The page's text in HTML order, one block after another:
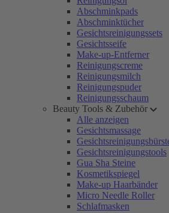
Abschminkpads
Abschminktücher
Gesichtsreinigungssets
Gesichtsseife
Make-up-Entferner
Reinigungscreme
Reinigungsmilch
Reinigungspuder
Reinigungsschaum
Beauty Tools & Zubehör
Alle anzeigen
Gesichtsmassage
Gesichtsreinigungstools
Gua Sha Steine
Kosmetikspiegel
Make-up Haarbänder
Micro Needle Roller
Schlafmasken